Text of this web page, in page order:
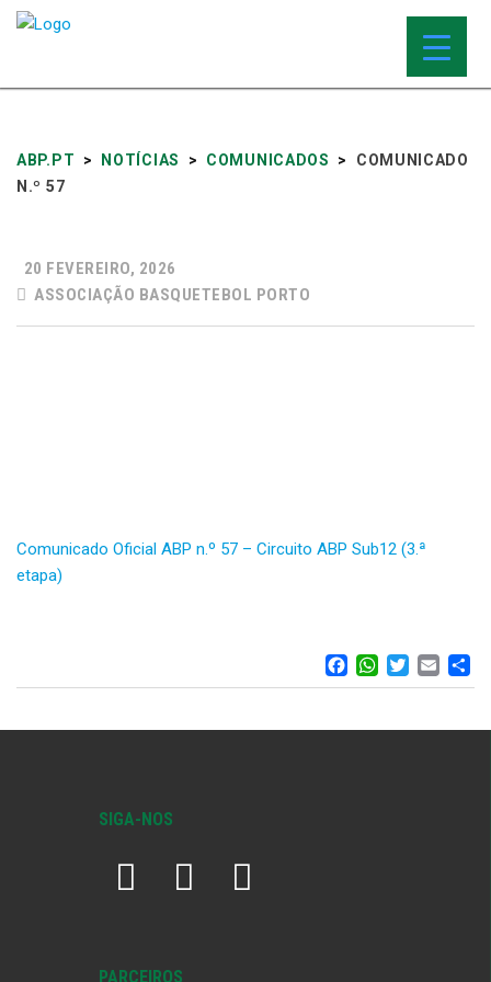
ABP.PT > NOTÍCIAS > COMUNICADOS >
COMUNICADO
N.º 57
20 FEVEREIRO, 2026
ASSOCIAÇÃO BASQUETEBOL PORTO
Comunicado Oficial ABP n.º 57 – Circuito ABP Sub12 (3.ª
etapa)
SIGA-NOS
PARCEIROS